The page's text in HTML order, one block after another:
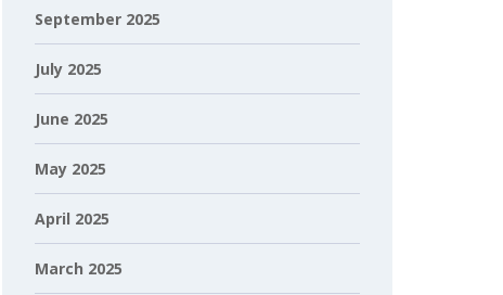
September 2025
July 2025
June 2025
May 2025
April 2025
March 2025